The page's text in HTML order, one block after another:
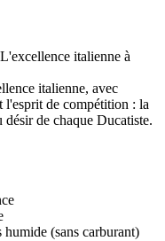
italienne à
italienne, avec
de compétition : la
de chaque Ducatiste.
humide (sans carburant)